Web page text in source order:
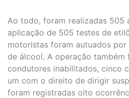
Ao todo, foram realizadas 505
aplicação de 505 testes de
motoristas foram autuados
de álcool. A operação também
condutores inabilitados, cinco
um com o direito de dirigir
foram registradas oito